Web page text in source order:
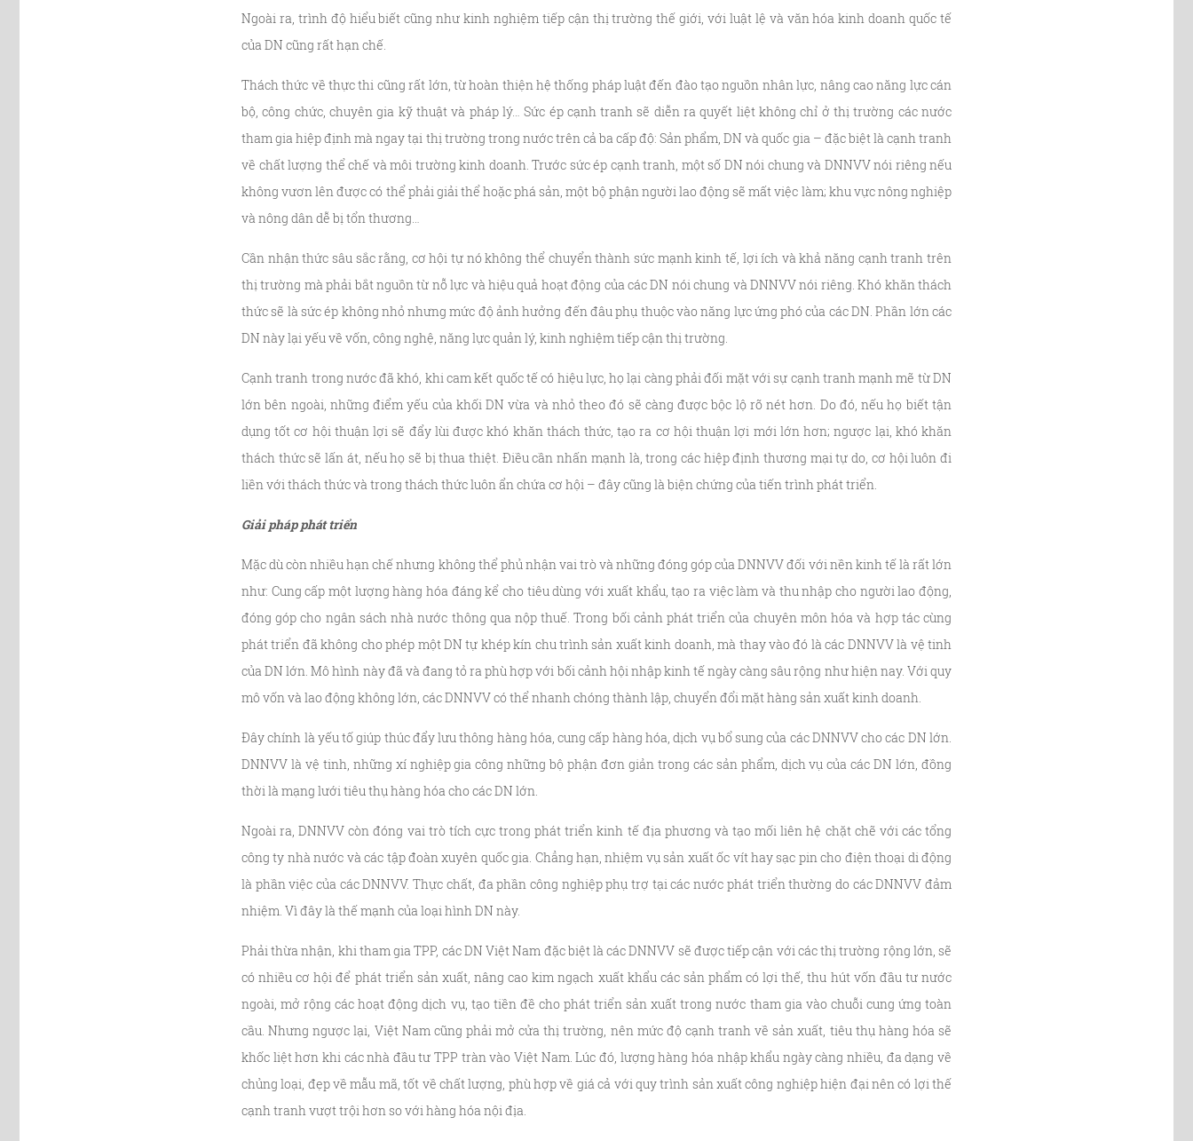
Ngoài ra, trình độ hiểu biết cũng như kinh nghiệm tiếp cận thị trường thế giới, với luật lệ và văn hóa kinh doanh quốc tế
của DN cũng rất hạn chế.
Thách thức về thực thi cũng rất lớn, từ hoàn thiện hệ thống pháp luật đến đào tạo nguồn nhân lực, nâng cao năng lực cán
bộ, công chức, chuyên gia kỹ thuật và pháp lý… Sức ép cạnh tranh sẽ diễn ra quyết liệt không chỉ ở thị trường các nước
tham gia hiệp định mà ngay tại thị trường trong nước trên cả ba cấp độ: Sản phẩm, DN và quốc gia – đặc biệt là cạnh tranh
về chất lượng thể chế và môi trường kinh doanh. Trước sức ép cạnh tranh, một số DN nói chung và DNNVV nói riêng nếu
không vươn lên được có thể phải giải thể hoặc phá sản, một bộ phận người lao động sẽ mất việc làm; khu vực nông nghiệp
và nông dân dễ bị tổn thương…
Cần nhận thức sâu sắc rằng, cơ hội tự nó không thể chuyển thành sức mạnh kinh tế, lợi ích và khả năng cạnh tranh trên
thị trường mà phải bắt nguồn từ nỗ lực và hiệu quả hoạt động của các DN nói chung và DNNVV nói riêng. Khó khăn thách
thức sẽ là sức ép không nhỏ nhưng mức độ ảnh hưởng đến đâu phụ thuộc vào năng lực ứng phó của các DN. Phần lớn các
DN này lại yếu về vốn, công nghệ, năng lực quản lý, kinh nghiệm tiếp cận thị trường.
Cạnh tranh trong nước đã khó, khi cam kết quốc tế có hiệu lực, họ lại càng phải đối mặt với sự cạnh tranh mạnh mẽ từ DN
lớn bên ngoài, những điểm yếu của khối DN vừa và nhỏ theo đó sẽ càng được bộc lộ rõ nét hơn. Do đó, nếu họ biết tận
dụng tốt cơ hội thuận lợi sẽ đẩy lùi được khó khăn thách thức, tạo ra cơ hội thuận lợi mới lớn hơn; ngược lại, khó khăn
thách thức sẽ lấn át, nếu họ sẽ bị thua thiệt. Điều cần nhấn mạnh là, trong các hiệp định thương mại tự do, cơ hội luôn đi
liền với thách thức và trong thách thức luôn ẩn chứa cơ hội – đây cũng là biện chứng của tiến trình phát triển.
Giải pháp phát triển
Mặc dù còn nhiều hạn chế nhưng không thể phủ nhận vai trò và những đóng góp của DNNVV đối với nền kinh tế là rất lớn
như: Cung cấp một lượng hàng hóa đáng kể cho tiêu dùng với xuất khẩu, tạo ra việc làm và thu nhập cho người lao động,
đóng góp cho ngân sách nhà nước thông qua nộp thuế. Trong bối cảnh phát triển của chuyên môn hóa và hợp tác cùng
phát triển đã không cho phép một DN tự khép kín chu trình sản xuất kinh doanh, mà thay vào đó là các DNNVV là vệ tinh
của DN lớn. Mô hình này đã và đang tỏ ra phù hợp với bối cảnh hội nhập kinh tế ngày càng sâu rộng như hiện nay. Với quy
mô vốn và lao động không lớn, các DNNVV có thể nhanh chóng thành lập, chuyển đổi mặt hàng sản xuất kinh doanh.
Đây chính là yếu tố giúp thúc đẩy lưu thông hàng hóa, cung cấp hàng hóa, dịch vụ bổ sung của các DNNVV cho các DN lớn.
DNNVV là vệ tinh, những xí nghiệp gia công những bộ phận đơn giản trong các sản phẩm, dịch vụ của các DN lớn, đồng
thời là mạng lưới tiêu thụ hàng hóa cho các DN lớn.
Ngoài ra, DNNVV còn đóng vai trò tích cực trong phát triển kinh tế địa phương và tạo mối liên hệ chặt chẽ với các tổng
công ty nhà nước và các tập đoàn xuyên quốc gia. Chẳng hạn, nhiệm vụ sản xuất ốc vít hay sạc pin cho điện thoại di động
là phần việc của các DNNVV. Thực chất, đa phần công nghiệp phụ trợ tại các nước phát triển thường do các DNNVV đảm
nhiệm. Vì đây là thế mạnh của loại hình DN này.
Phải thừa nhận, khi tham gia TPP, các DN Việt Nam đặc biệt là các DNNVV sẽ được tiếp cận với các thị trường rộng lớn, sẽ
có nhiều cơ hội để phát triển sản xuất, nâng cao kim ngạch xuất khẩu các sản phẩm có lợi thế, thu hút vốn đầu tư nước
ngoài, mở rộng các hoạt động dịch vụ, tạo tiền đề cho phát triển sản xuất trong nước tham gia vào chuỗi cung ứng toàn
cầu. Nhưng ngược lại, Việt Nam cũng phải mở cửa thị trường, nên mức độ cạnh tranh về sản xuất, tiêu thụ hàng hóa sẽ
khốc liệt hơn khi các nhà đầu tư TPP tràn vào Việt Nam. Lúc đó, lượng hàng hóa nhập khẩu ngày càng nhiều, đa dạng về
chủng loại, đẹp về mẫu mã, tốt về chất lượng, phù hợp về giá cả với quy trình sản xuất công nghiệp hiện đại nên có lợi thế
cạnh tranh vượt trội hơn so với hàng hóa nội địa.